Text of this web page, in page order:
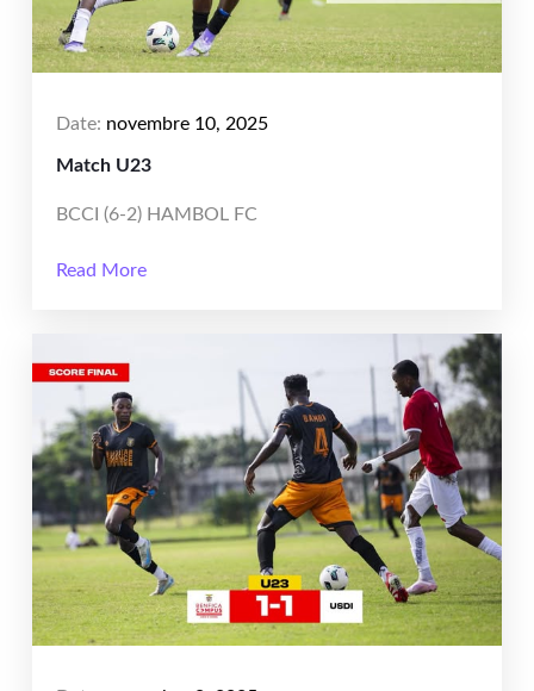
Date: novembre 10, 2025
Match U23
BCCI (6-2) HAMBOL FC
Read More